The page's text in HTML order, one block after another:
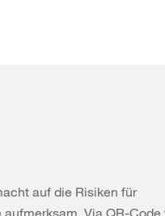
auf die Risiken für
Via QR-Code